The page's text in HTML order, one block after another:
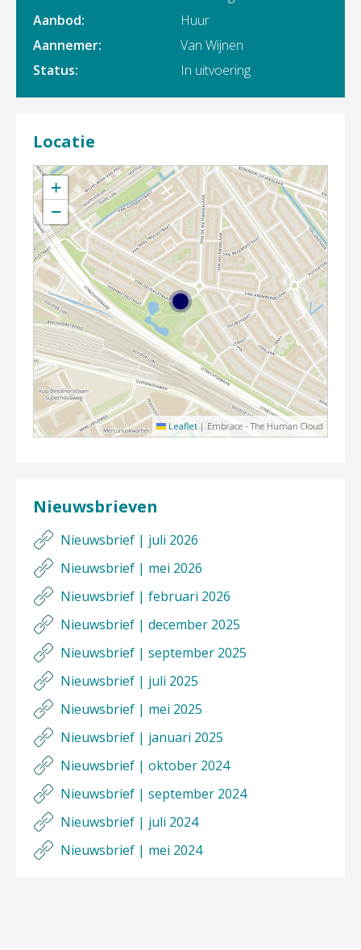
Aanbod:
Huur
Aannemer:
Van Wijnen
Status:
In uitvoering
Locatie
+
−
Leaflet |Embrace - The Human Cloud
Nieuwsbrieven
Nieuwsbrief | juli 2026
Nieuwsbrief | mei 2026
Nieuwsbrief | februari 2026
Nieuwsbrief | december 2025
Nieuwsbrief | september 2025
Nieuwsbrief | juli 2025
Nieuwsbrief | mei 2025
Nieuwsbrief | januari 2025
Nieuwsbrief | oktober 2024
Nieuwsbrief | september 2024
Nieuwsbrief | juli 2024
Nieuwsbrief | mei 2024